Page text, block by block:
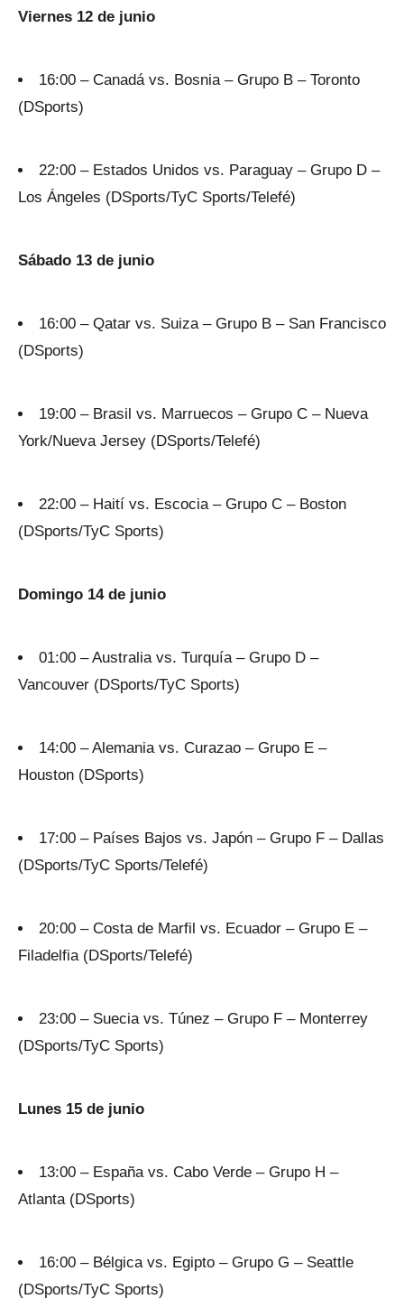
Viernes 12 de junio
16:00 – Canadá vs. Bosnia – Grupo B – Toronto
(DSports)
22:00 – Estados Unidos vs. Paraguay – Grupo D –
Los Ángeles (DSports/TyC Sports/Telefé)
Sábado 13 de junio
16:00 – Qatar vs. Suiza – Grupo B – San Francisco
(DSports)
19:00 – Brasil vs. Marruecos – Grupo C – Nueva
York/Nueva Jersey (DSports/Telefé)
22:00 – Haití vs. Escocia – Grupo C – Boston
(DSports/TyC Sports)
Domingo 14 de junio
01:00 – Australia vs. Turquía – Grupo D –
Vancouver (DSports/TyC Sports)
14:00 – Alemania vs. Curazao – Grupo E –
Houston (DSports)
17:00 – Países Bajos vs. Japón – Grupo F – Dallas
(DSports/TyC Sports/Telefé)
20:00 – Costa de Marfil vs. Ecuador – Grupo E –
Filadelfia (DSports/Telefé)
23:00 – Suecia vs. Túnez – Grupo F – Monterrey
(DSports/TyC Sports)
Lunes 15 de junio
13:00 – España vs. Cabo Verde – Grupo H –
Atlanta (DSports)
16:00 – Bélgica vs. Egipto – Grupo G – Seattle
(DSports/TyC Sports)